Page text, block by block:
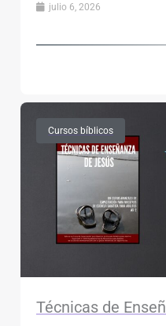
julio 6, 2026
Cursos bíblicos
Técnicas de